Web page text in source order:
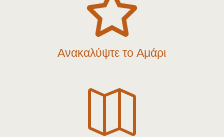

Ανακαλύψτε το Αμάρι
